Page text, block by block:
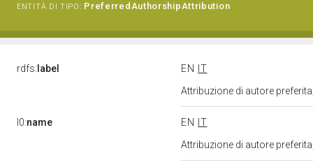
ENTITÀ DI TIPO: PreferredAuthorshipAttribution
rdfs: label EN
IT
Attribuzione di autore
l0:name EN
IT
Attribuzione di autore